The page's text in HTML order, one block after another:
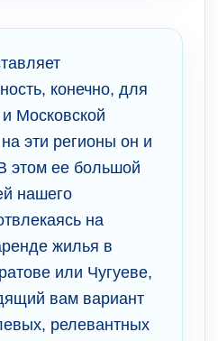
конечно, для
Московской
эти регионы он и
этом ее большой
нашего
на
жилья в
или Чугуеве,
вам вариант
релевантных